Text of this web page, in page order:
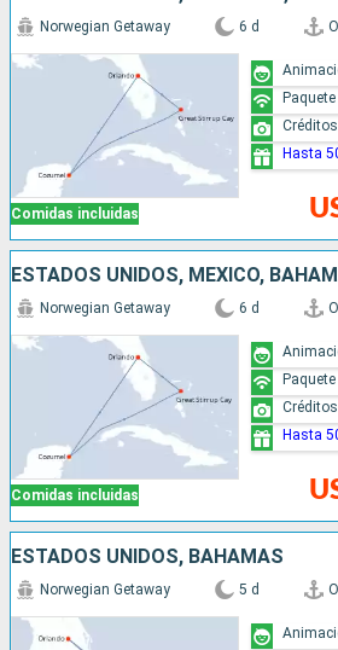
Comidas incluidas
Norwegian Getaway 6 d
Hasta
ESTADOS UNIDOS, MÉXICO,
Comidas incluidas
Norwegian Getaway 6 d
Hasta
ESTADOS UNIDOS, BAHAMAS
Norwegian Getaway 5 d